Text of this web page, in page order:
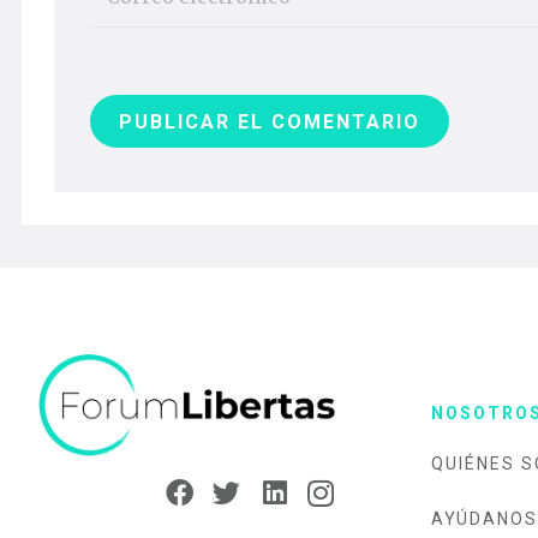
PUBLICAR EL COMENTARIO
NOSOTROS
QUIÉNES
AYÚDANOS